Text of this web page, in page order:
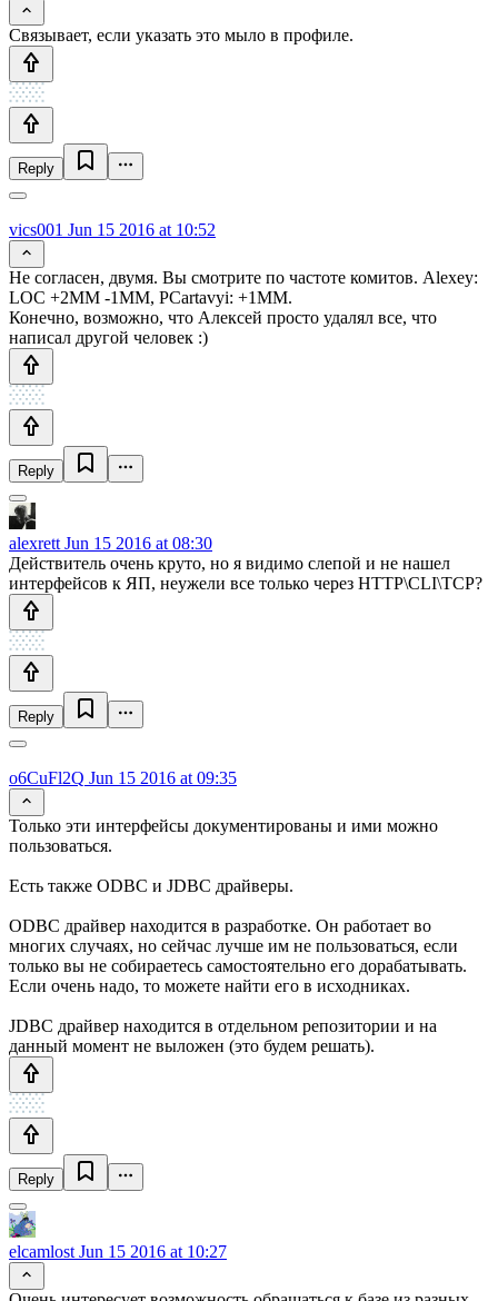
Связывает, если указать это мыло в профиле.
Reply
vics001 Jun 15 2016 at 10:52
Не согласен, двумя. Вы смотрите по частоте комитов. Alexey:
LOC +2MM -1MM, PCartavyi: +1MM.
Конечно, возможно, что Алексей просто удалял все, что
написал другой человек :)
Reply
alexrett Jun 15 2016 at 08:30
Действитель очень круто, но я видимо слепой и не нашел
интерфейсов к ЯП, неужели все только через HTTP\CLI\TCP?
Reply
o6CuFl2Q Jun 15 2016 at 09:35
Только эти интерфейсы документированы и ими можно
пользоваться.
Есть также ODBC и JDBC драйверы.
ODBC драйвер находится в разработке. Он работает во
многих случаях, но сейчас лучше им не пользоваться, если
только вы не собираетесь самостоятельно его дорабатывать.
Если очень надо, то можете найти его в исходниках.
JDBC драйвер находится в отдельном репозитории и на
данный момент не выложен (это будем решать).
Reply
elcamlost Jun 15 2016 at 10:27